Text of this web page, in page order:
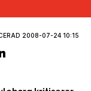
2008-07-24 10:15